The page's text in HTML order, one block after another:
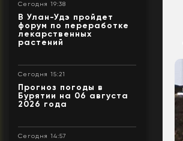
Сегодня 19:38
В Улан-Удэ пройдет
форум по переработке
лекарственных
растений
Сегодня 15:21
Прогноз погоды в
Бурятии на 06 августа
2026 года
Сегодня 14:57